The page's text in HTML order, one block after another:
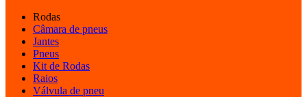
Rodas
Câmara de pneus
Jantes
Pneus
Kit de Rodas
Raios
Válvula de pneu